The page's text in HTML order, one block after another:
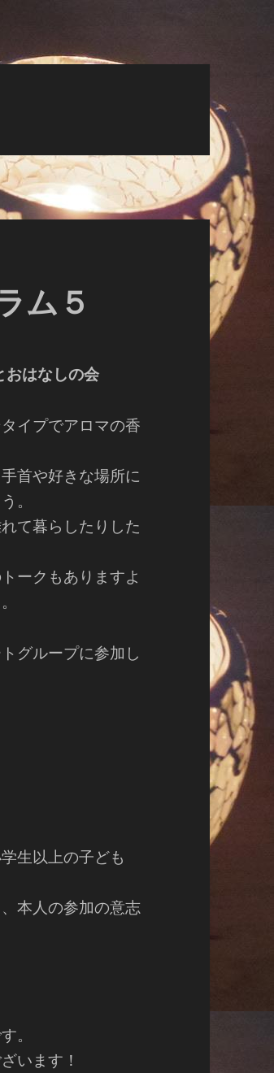
ム５
おはなしの会
イプでアロマの香
首や好きな場所に
。
て暮らしたりした
ークもありますよ
グループに参加し
生以上の子ども
本人の参加の意志
。
います！